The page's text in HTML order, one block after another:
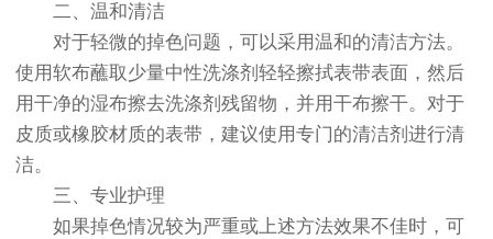
二、温和清洁
对于轻微的掉色问题，可以采用温和的清洁方法。
使用软布蘸取少量中性洗涤剂轻轻擦拭表带表面，然后
用干净的湿布擦去洗涤剂残留物，并用干布擦干。对于
皮质或橡胶材质的表带，建议使用专门的清洁剂进行清
洁。
三、专业护理
如果掉色情况较为严重或上述方法效果不佳时，可